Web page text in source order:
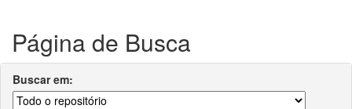
Página de Busca
Buscar em: